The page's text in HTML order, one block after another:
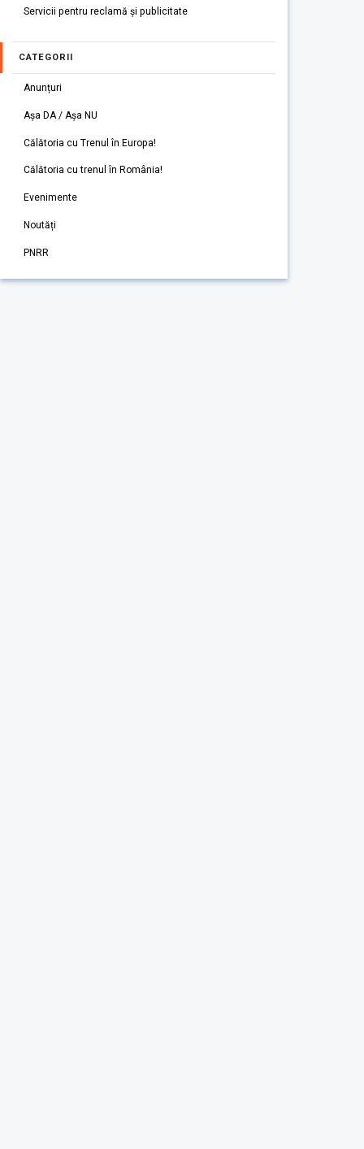
Servicii pentru reclamă și publicitate
CATEGORII
Anunțuri
Așa DA / Așa NU
Călătoria cu Trenul în Europa!
Călătoria cu trenul în România!
Evenimente
Noutăți
PNRR